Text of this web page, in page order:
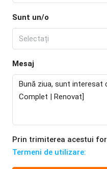
Sunt un/o
Selectați
Mesaj
Prin trimiterea acestui
Termeni de utilizare: